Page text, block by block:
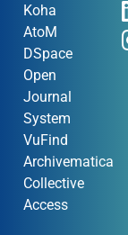
Koha
AtoM
DSpace
Open
Journal
System
VuFind
Archivematica
Collective
Access